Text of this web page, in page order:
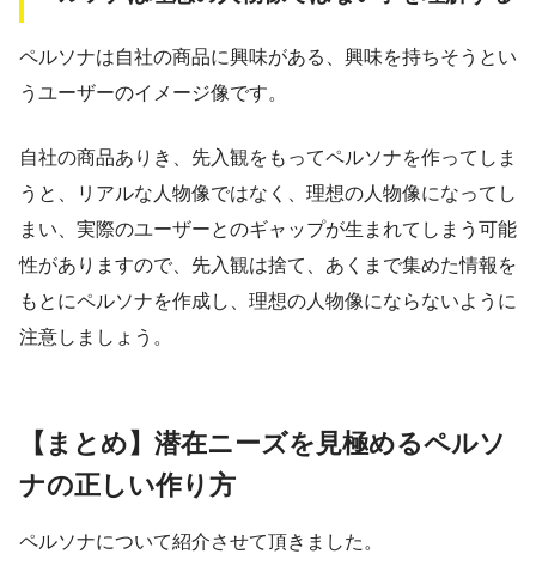
ペルソナは自社の商品に興味がある、興味を持ちそうとい
うユーザーのイメージ像です。
自社の商品ありき、先入観をもってペルソナを作ってしま
うと、リアルな人物像ではなく、理想の人物像になってし
まい、実際のユーザーとのギャップが生まれてしまう可能
性がありますので、先入観は捨て、あくまで集めた情報を
もとにペルソナを作成し、理想の人物像にならないように
注意しましょう。
【まとめ】潜在ニーズを見極めるペルソ
ナの正しい作り方
ペルソナについて紹介させて頂きました。